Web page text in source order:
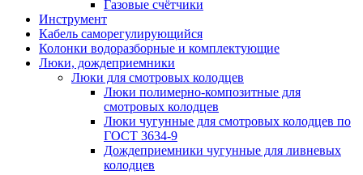
Газовые счётчики
Инструмент
Кабель саморегулирующийся
Колонки водоразборные и комплектующие
Люки, дождеприемники
Люки для смотровых колодцев
Люки полимерно-композитные для
смотровых колодцев
Люки чугунные для смотровых колодцев по
ГОСТ 3634-9
Дождеприемники чугунные для ливневых
колодцев